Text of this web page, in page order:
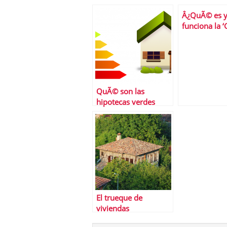
QuÃ© son las
hipotecas verdes
Â¿QuÃ© es
funciona la
El trueque de
viviendas